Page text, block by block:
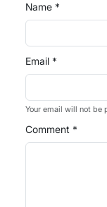
Name *
Email *
Your email will not be
Comment *